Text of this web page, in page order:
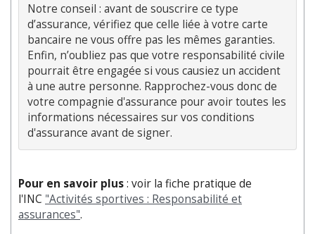
Notre conseil : avant de souscrire ce type
d’assurance, vérifiez que celle liée à votre carte
bancaire ne vous offre pas les mêmes garanties.
Enfin, n’oubliez pas que votre responsabilité civile
pourrait être engagée si vous causiez un accident
à une autre personne. Rapprochez-vous donc de
votre compagnie d'assurance pour avoir toutes les
informations nécessaires sur vos conditions
Pour en savoir plus: voir la fiche pratique de
l'INC "Activités sportives : Responsabilité et
assurances".